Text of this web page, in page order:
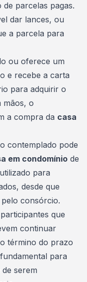
parcelas pagas.
dar lances, ou
a parcela para
ou oferece um
e recebe a carta
para adquirir o
mãos, o
a compra da casa
contemplado pode
em condomínio de
para
desde que
consórcio.
que
continuar
término do prazo
para
serem